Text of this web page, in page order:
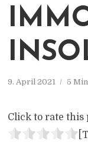
9. April 2021 5
Click to rate this